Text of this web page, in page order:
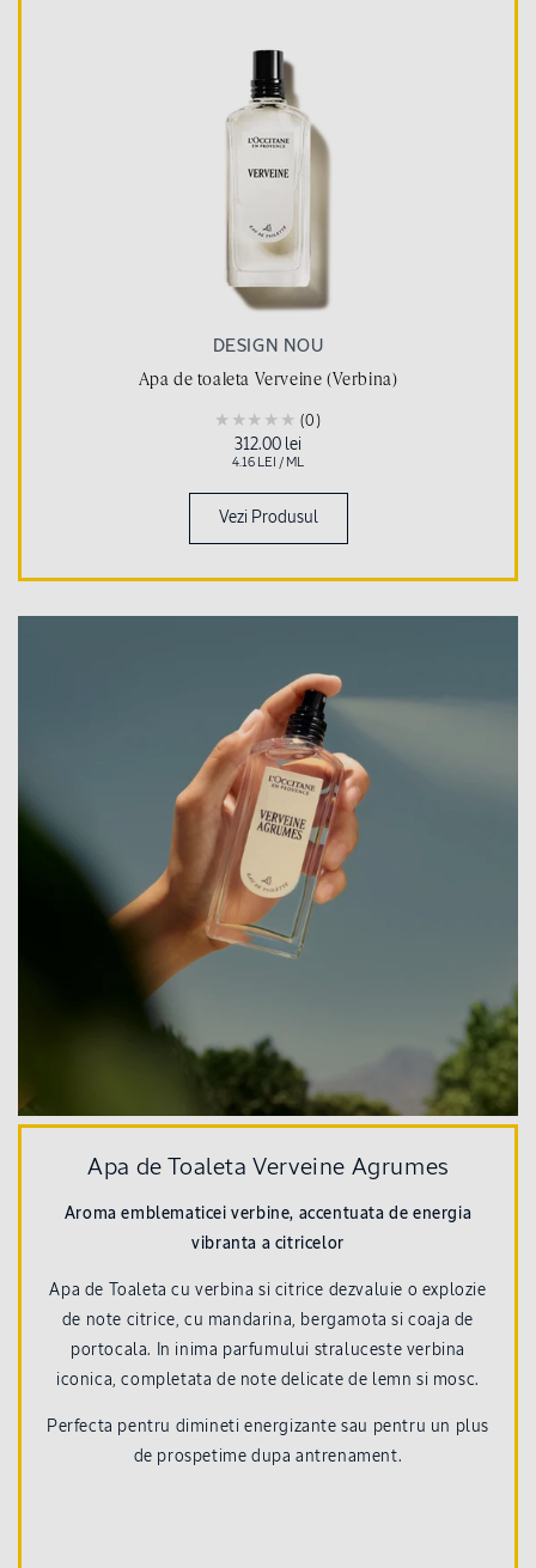
DESIGN NOU
Apa de toaleta Verveine (Verbina)
(0)
Pret
obisnuit
312.00 lei
PRET
4.16 LEI / PE
ML
Vezi Produsul
Apa de Toaleta Verveine Agrumes
Aroma emblematicei verbine, accentuata de energia
vibranta a citricelor
Apa de Toaleta cu verbina si citrice dezvaluie o explozie
de note citrice, cu mandarina, bergamota si coaja de
portocala. In inima parfumului straluceste verbina
iconica, completata de note delicate de lemn si mosc.
Perfecta pentru dimineti energizante sau pentru un plus
de prospetime dupa antrenament.